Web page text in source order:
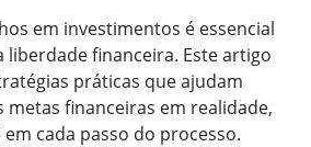
em investimentos é essencial
liberdade financeira. Este artigo
práticas que ajudam
financeiras em realidade,
cada passo do processo.